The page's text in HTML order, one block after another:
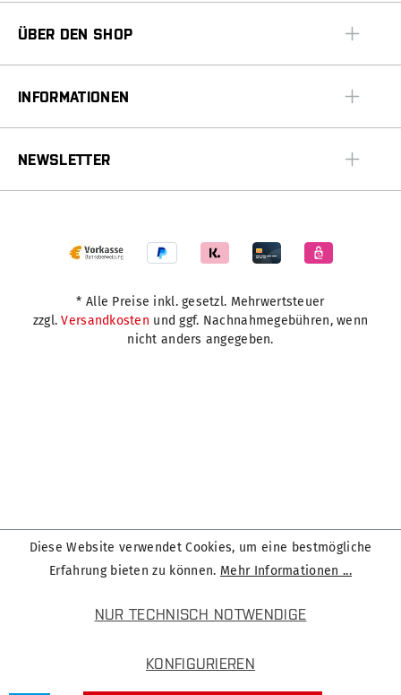
ÜBER DEN SHOP
INFORMATIONEN
NEWSLETTER
* Alle Preise inkl. gesetzl. Mehrwertsteuer
zzgl.Versandkosten und ggf. Nachnahmegebühren, wenn
nicht anders angegeben.
Diese Website verwendet Cookies, um eine bestmögliche
Erfahrung bieten zu können. Mehr Informationen ...
NUR TECHNISCH NOTWENDIGE
KONFIGURIEREN